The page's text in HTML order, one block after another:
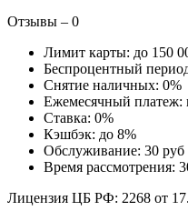
Отзывы – 0
Лимит карты: до 150
Беспроцентный
Снятие наличных: 0%
Ежемесячный платеж:
Ставка: 0%
Кэшбэк: до 8%
Обслуживание: 30 руб
Время рассмотрения:
Лицензия ЦБ РФ: 2268 от